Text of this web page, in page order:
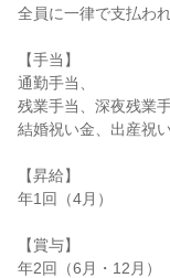
全員に一律で支払わ
【手当】
通勤手当、
残業手当、深夜残業
結婚祝い金、出産祝
【昇給】
年1回（4月）
【賞与】
年2回（6月・12月）